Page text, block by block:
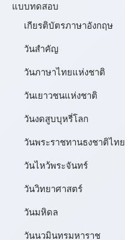
แบบทดสอบ
เกียรติบัตรภาษาอังกฤษ
วันสำคัญ
วันภาษาไทยแห่งชาติ
วันเยาวชนแห่งชาติ
วันงดสูบบุหรี่โลก
วันพระราชทานธงชาติไทย
วันไหว้พระจันทร์​
วันวิทยาศาสตร์
วันมหิดล
วันนวมินทรมหาราช